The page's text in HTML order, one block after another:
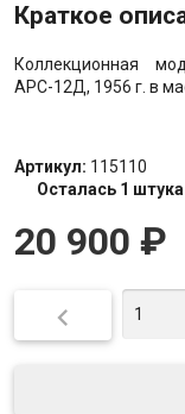
Краткое
Коллекционная
АРС-12Д, 1956 г. в
Артикул: 115110
Осталась 1 штука
20 900 ₽
